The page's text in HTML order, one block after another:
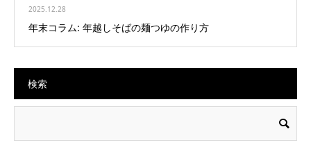
2025.12.28
年末コラム: 年越しそばの麺つゆの作り方
検索